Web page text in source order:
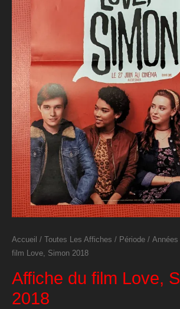
Accueil / Toutes Les Affiches / Période / Années
film Love, Simon 2018
Affiche du film Love,
2018